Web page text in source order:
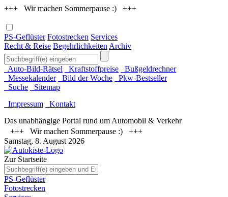
+++ Wir machen Sommerpause :) +++
PS-Geflüster Fotostrecken Services
Recht & Reise Begehrlichkeiten Archiv
Auto-Bild-Rätsel Kraftstoffpreise
Bußgeldrechner
Messekalender
Bild der Woche
Pkw-Bestseller
Suche
Sitemap
Impressum
Kontakt
Das unabhängige Portal rund um Automobil & Verkehr
+++ Wir machen Sommerpause :) +++
Samstag, 8. August 2026
Zur Startseite
PS-Geflüster
Fotostrecken